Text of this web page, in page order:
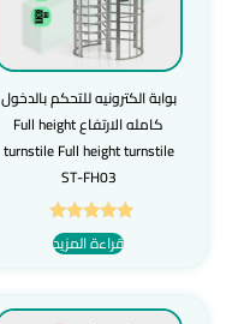
بوابة الكترونيه للتحكم بالدخول
كامله الارتفاع Full height
turnstile Full height turnstile
ST-FH03
تم التقييم
5.00
قراءة المزيد